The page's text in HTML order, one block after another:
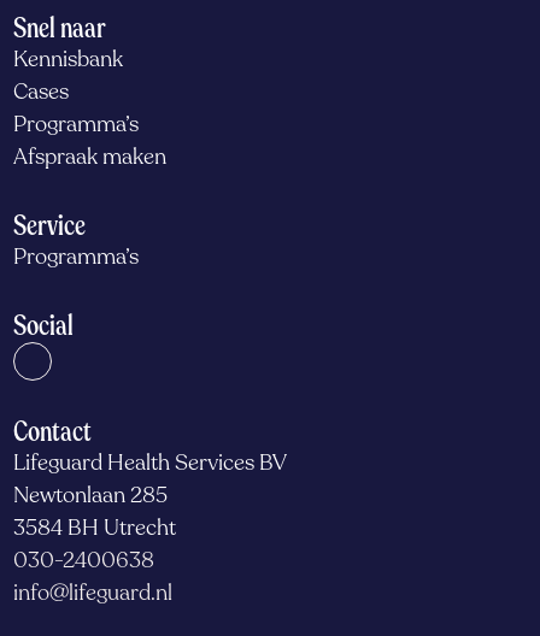
Snel naar
Kennisbank
Cases
Programma’s
Afspraak maken
Service
Programma’s
Social
Contact
Lifeguard Health Services BV
Newtonlaan 285
3584 BH Utrecht
030-2400638
info@lifeguard.nl